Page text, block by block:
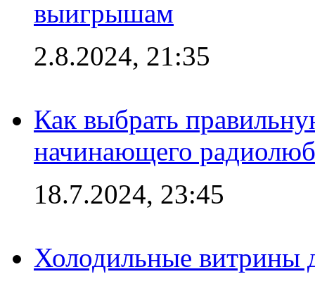
выигрышам
2.8.2024, 21:35
Как выбрать
начинающего
18.7.2024, 23:45
Холодильные витрины